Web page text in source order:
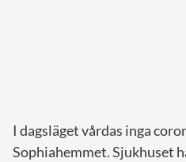
I dagsläget vårdas inga
Sophiahemmet. Sjukhuset